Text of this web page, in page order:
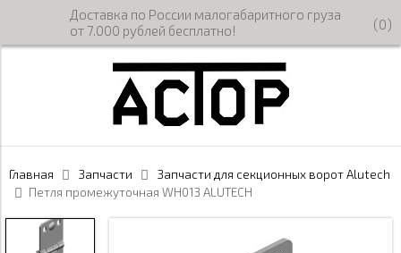
Доставка по России малогабаритного груза
от 7.000 рублей бесплатно!
(0)
Главная Запчасти
Запчасти для секционных ворот Alutech
Петля промежуточная WH013 ALUTECH